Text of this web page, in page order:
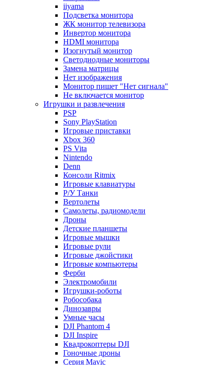
iiyama
Подсветка монитора
ЖК монитор телевизора
Инвертор монитора
HDMI монитора
Изогнутый монитор
Светодиодные мониторы
Замена матрицы
Нет изображения
Монитор пишет "Нет сигнала"
Не включается монитор
Игрушки и развлечения
PSP
Sony PlayStation
Игровые приставки
Xbox 360
PS Vita
Nintendo
Denn
Консоли Ritmix
Игровые клавиатуры
Р/У Танки
Вертолеты
Самолеты, радиомодели
Дроны
Детские планшеты
Игровые мышки
Игровые рули
Игровые джойстики
Игровые компьютеры
Ферби
Электромобили
Игрушки-роботы
Робособака
Динозавры
Умные часы
DJI Phantom 4
DJI Inspire
Квадрокоптеры DJI
Гоночные дроны
Серия Mavic